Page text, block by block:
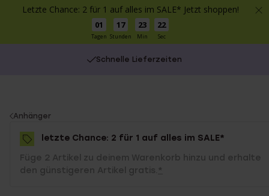
Letzte Chance: 2 für 1 auf alles im SALE* Jetzt shoppen!
01
Tagen
17
Stunden
23
Min
22
Sec
Schnelle Lieferzeiten
You
are
here:
Anhänger
letzte Chance: 2 für 1 auf alles im SALE*
Füge 2 Artikel zu deinem Warenkorb hinzu und erhalte
den günstigeren Artikel gratis. *